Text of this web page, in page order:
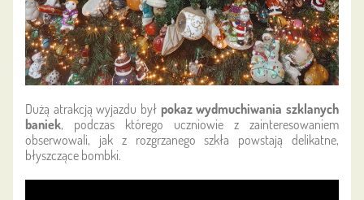
Dużą atrakcją wyjazdu był pokaz wydmuchiwania szklanych
baniek, podczas którego uczniowie z zainteresowaniem
obserwowali, jak z rozgrzanego szkła powstają delikatne,
błyszczące bombki.